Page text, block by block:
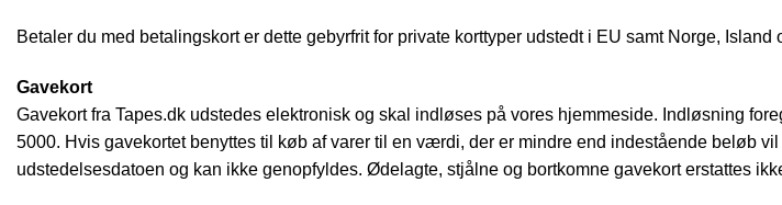
Betaler du med betalingskort er dette gebyrfrit for private korttyper udstedt i EU samt Norge,
Gavekort
Gavekort fra Tapes.dk udstedes elektronisk og skal indløses på vores hjemmeside. Indløsning
5000. Hvis gavekortet benyttes til køb af varer til en værdi, der er mindre end indestående beløb
udstedelsesdatoen og kan ikke genopfyldes. Ødelagte, stjålne og bortkomne gavekort erstattes